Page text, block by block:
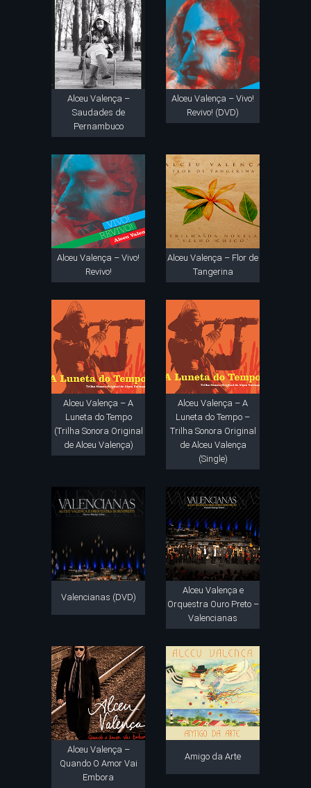
Alceu Valença –
Saudades de
Pernambuco
Alceu Valença – Vivo!
Revivo! (DVD)
Alceu Valença – Vivo!
Revivo!
Alceu Valença – Flor de
Tangerina
Alceu Valença – A
Luneta do Tempo
(Trilha Sonora Original
de Alceu Valença)
Alceu Valença – A
Luneta do Tempo –
Trilha Sonora Original
de Alceu Valença
(Single)
Valencianas (DVD)
Alceu Valença e
Orquestra Ouro Preto –
Valencianas
Alceu Valença –
Quando O Amor Vai
Embora
Amigo da Arte